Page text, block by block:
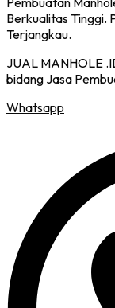
JUAL MANHOLE
bidang Jasa
Whatsapp